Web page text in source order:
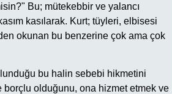
Bu; mütekebbir ve yalancı
kasılarak. Kurt; tüyleri, elbisesi
okunan bu benzerine çok ama çok
bu halin sebebi hikmetini
olduğunu, ona hizmet etmek ve